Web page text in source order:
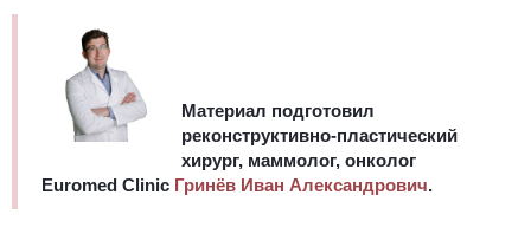
Материал подготовил
реконструктивно-пластический
хирург, маммолог, онколог
Euromed Clinic Гринёв Иван Александрович.